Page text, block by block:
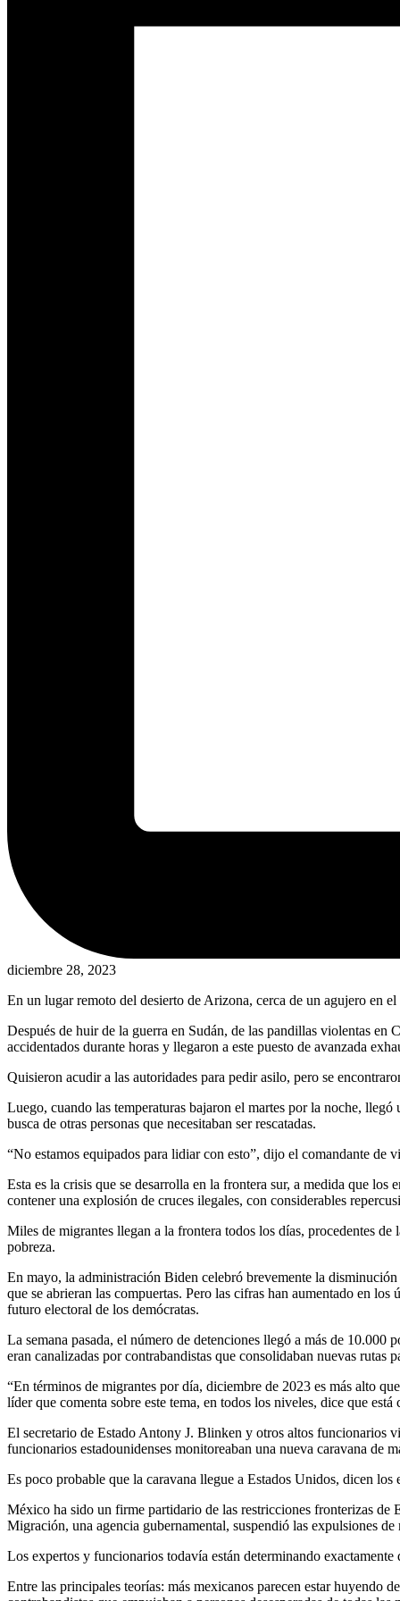
diciembre 28, 2023
En un lugar remoto del desierto de Arizona, cerca de un agujero en
Después de huir de la guerra en Sudán, de las pandillas violentas en
accidentados durante horas y llegaron a este puesto de avanzada
Quisieron acudir a las autoridades para pedir asilo, pero se
Luego, cuando las temperaturas bajaron el martes por la noche,
busca de otras personas que necesitaban ser rescatadas.
“No estamos equipados para lidiar con esto”, dijo el comandante de
Esta es la crisis que se desarrolla en la frontera sur, a medida que
contener una explosión de cruces ilegales, con considerables
Miles de migrantes llegan a la frontera todos los días, procedentes
pobreza.
En mayo, la administración Biden celebró brevemente la
que se abrieran las compuertas. Pero las cifras han aumentado en
futuro electoral de los demócratas.
La semana pasada, el número de detenciones llegó a más de
eran canalizadas por contrabandistas que consolidaban nuevas rutas
“En términos de migrantes por día, diciembre de 2023 es más alto
líder que comenta sobre este tema, en todos los niveles, dice que
El secretario de Estado Antony J. Blinken y otros altos funcionarios
funcionarios estadounidenses monitoreaban una nueva caravana de
Es poco probable que la caravana llegue a Estados Unidos, dicen
México ha sido un firme partidario de las restricciones fronterizas de
Migración, una agencia gubernamental, suspendió las expulsiones
Los expertos y funcionarios todavía están determinando
Entre las principales teorías: más mexicanos parecen estar huyendo